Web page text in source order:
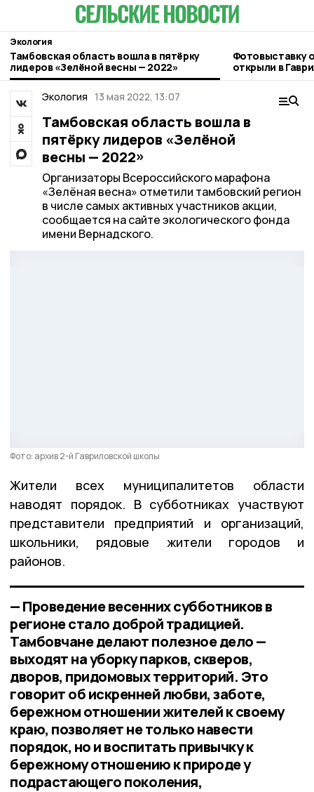
Экология
Тамбовская область вошла в пятёрку
лидеров «Зелёной весны — 2022»
Фотовыставку
открыли в
Экология 13 мая 2022, 13:07
Тамбовская область вошла в
пятёрку лидеров «Зелёной
весны — 2022»
Организаторы Всероссийского марафона
«Зелёная весна» отметили тамбовский регион
в числе самых активных участников акции,
сообщается на сайте экологического фонда
имени Вернадского.
Фото: архив 2-й Гавриловской школы
Жители всех муниципалитетов области
наводят порядок. В субботниках участвуют
представители предприятий и организаций,
школьники, рядовые жители городов и
районов.
— Проведение весенних субботников в
регионе стало доброй традицией.
Тамбовчане делают полезное дело —
выходят на уборку парков, скверов,
дворов, придомовых территорий. Это
говорит об искренней любви, заботе,
бережном отношении жителей к своему
краю, позволяет не только навести
порядок, но и воспитать привычку к
бережному отношению к природе у
подрастающего поколения,